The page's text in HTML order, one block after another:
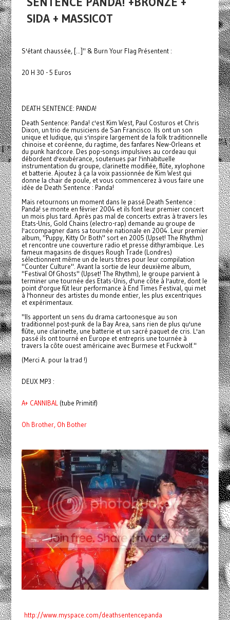
SIDA + MASSICOT
S'étant chaussée, [...]" & Burn Your Flag Présentent :
20 H 30 - 5 Euros
DEATH SENTENCE: PANDA!
Death Sentence: Panda! c'est Kim West, Paul Costuros et Chris
Dixon, un trio de musiciens de San Francisco. Ils ont un son
unique et ludique, qui s'inspire largement de la folk traditionnelle
chinoise et coréenne, du ragtime, des fanfares New-Orleans et
du punk hardcore. Des pop-songs impulsives au cordeau qui
débordent d'exubérance, soutenues par l'inhabituelle
instrumentation du groupe, clarinette modifiée, flûte, xylophone
et batterie. Ajoutez à ça la voix passionnée de Kim West qui
donne la chair de poule, et vous commencerez à vous faire une
idée de Death Sentence : Panda!
Mais retournons un moment dans le passé.Death Sentence :
Panda! se monte en février 2004 et ils font leur premier concert
un mois plus tard. Après pas mal de concerts extras à travers les
Etats-Unis, Gold Chains (electro-rap) demande au groupe de
l'accompagner dans sa tournée nationale en 2004. Leur premier
album, "Puppy, Kitty Or Both" sort en 2005 (Upset! The Rhythm)
et rencontre une couverture radio et presse dithyrambique. Les
fameux magasins de disques Rough Trade (Londres)
sélectionnent même un de leurs titres pour leur compilation
"Counter Culture". Avant la sortie de leur deuxième album,
"Festival Of Ghosts" (Upset! The Rhythm), le groupe parvient à
terminer une tournée des Etats-Unis, d'une côte à l'autre, dont le
point d'orgue fût leur performance à End Times Festival, qui met
à l'honneur des artistes du monde entier, les plus excentriques
et expérimentaux.
"Ils apportent un sens du drama cartoonesque au son
traditionnel post-punk de la Bay Area, sans rien de plus qu'une
flûte, une clarinette, une batterie et un sacré paquet de cris. L'an
passé ils ont tourné en Europe et entrepris une tournée à
travers la côte ouest américaine avec Burmese et Fuckwolf."
(Merci A. pour la trad !)
DEUX MP3 :
A+ CANNIBAL(tube Primitif)
Oh Brother, Oh Bother
http://www.myspace.com/deathsentencepanda